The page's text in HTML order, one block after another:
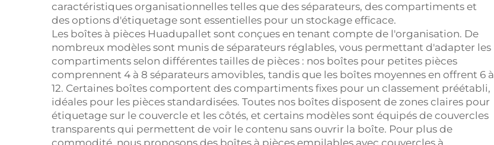
caractéristiques organisationnelles telles que des séparateurs, des compartiments et
des options d'étiquetage sont essentielles pour un stockage efficace.
Les boîtes à pièces Huadupallet sont conçues en tenant compte de l'organisation. De
nombreux modèles sont munis de séparateurs réglables, vous permettant d'adapter les
compartiments selon différentes tailles de pièces : nos boîtes pour petites pièces
comprennent 4 à 8 séparateurs amovibles, tandis que les boîtes moyennes en offrent 6 à
12. Certaines boîtes comportent des compartiments fixes pour un classement préétabli,
idéales pour les pièces standardisées. Toutes nos boîtes disposent de zones claires pour
étiquetage sur le couvercle et les côtés, et certains modèles sont équipés de couvercles
transparents qui permettent de voir le contenu sans ouvrir la boîte. Pour plus de
commodité, nous proposons des boîtes à pièces empilables avec couvercles à